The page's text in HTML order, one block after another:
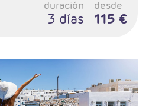
duración
3 días
desde
115 €
Paros
5*